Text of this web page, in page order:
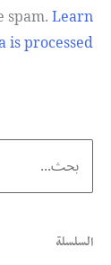
spam.Learn
processed.
Search
for:
السلسلة